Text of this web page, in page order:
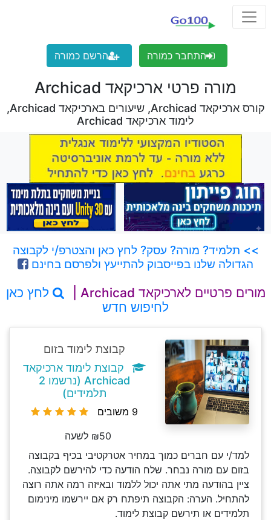
התחבר כמורה הרשם כמורה
מורה פרטי ארכיקאד Archicad
קורס ארכיקאד Archicad, שיעורים בארכיקאד Archicad,
לימוד ארכיקאד Archicad
>> תלמיד? מורה? עסק? לחץ כאן והצטרפ/י לקבוצה
הגדולה שלנו בפייסבוק להתייעץ ולפרסם בחינם
מורים פרטיים לארכיקאד Archicad |
לחץ כאן
לחיפוש חדש
קבוצת לימוד בזום
קבוצת לימוד ארכיקאד
Archicad (נרשמו 2
תלמידים)
9 משובים
₪50 לשעה
למד/י עם חברים כמוך במחיר אטרקטיבי בכיף בקבוצה
בזום עם מורה נבחר. שלח הודעה כדי להירשם לקבוצה.
ציין בהודעה מתי אתה יכול ללמוד ובאיזה רמה אתה רוצה
להתחיל. הערה: הקבוצה תיפתח רק אם יירשמו מינימום
תלמידים או תירשם קבוצת לימוד.